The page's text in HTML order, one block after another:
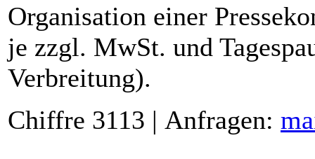
Organisation einer
je zzgl. MwSt. und
Verbreitung).
Chiffre 3113 | Anfragen: